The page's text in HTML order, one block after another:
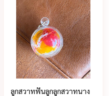
ลูกสวาทฟันลูกลูกสวาทนาง